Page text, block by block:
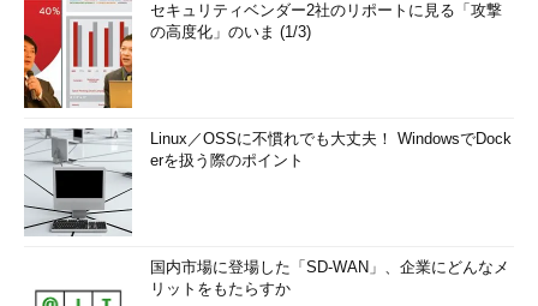
CPUクロック1GHzでメモリが2GBしかないようなWindows 8.1
with Bingマシンは性能が低く、一般的な事務作業などには常用
したくない、という感想を持っている。
項目 要求仕様
CPU
1GHz以上のCPU。PAE、NX、SSE2というCPUの各機能を
メモリ
32bit版では16GB／64bit版では20GB以上
グラフィックス
DirectX 9（WDDM 1.0ドライバ）以上をサポートしている
セキュリティベンダー2社のリポートに見る「攻撃
の高度化」のいま (1/3)
Linux／OSSに不慣れでも大丈夫！ WindowsでDock
erを扱う際のポイント
国内市場に登場した「SD-WAN」、企業にどんなメ
リットをもたらすか